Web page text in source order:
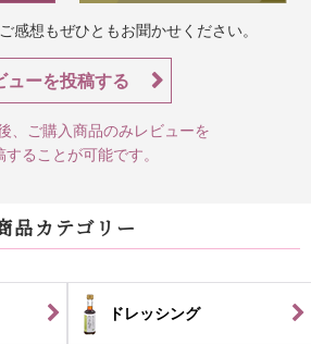
感想もぜひともお聞かせください。
ューを投稿する
、ご購入商品のみレビューを
することが可能です。
品カテゴリー
ドレッシング